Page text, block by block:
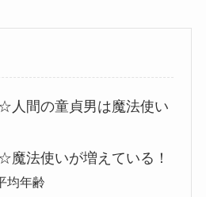
人間の童貞男は魔法使い
魔法使いが増えている！
均年齢